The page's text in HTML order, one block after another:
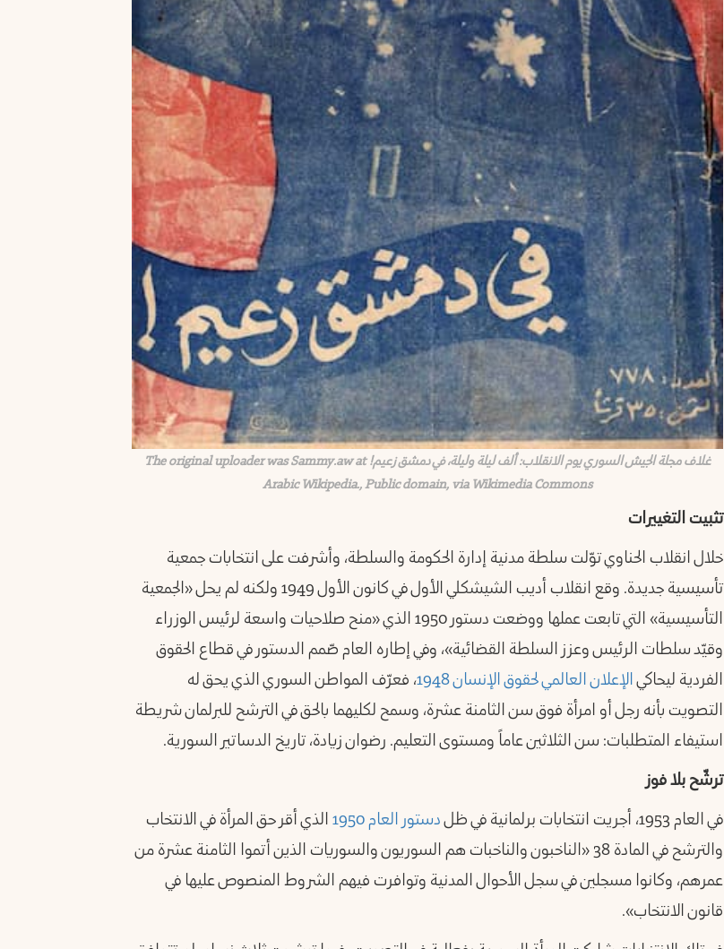
غلاف مجلة الجيش السوري يوم الانقلاب: ألف ليلة وليلة، في دمشق زعيم! The original uploader was Sammy.aw at
Arabic Wikipedia., Public domain, via Wikimedia Commons
تثبيت التغييرات
خلال انقلاب الحناوي توّلت سلطة مدنية إدارة الحكومة والسلطة، وأشرفت على انتخابات جمعية
تأسيسية جديدة. وقع انقلاب أديب الشيشكلي الأول في كانون الأول 1949 ولكنه لم يحل «الجمعية
التأسيسية» التي تابعت عملها ووضعت دستور 1950 الذي «منح صلاحيات واسعة لرئيس الوزراء
وقيّد سلطات الرئيس وعزز السلطة القضائية»، وفي إطاره العام صّمم الدستور في قطاع الحقوق
الفردية ليحاكيالإعلان العالمي لحقوق الإنسان 1948
، فعرّف المواطن السوري الذي يحق له
التصويت بأنه رجل أو امرأة فوق سن الثامنة عشرة، وسمح لكليهما بالحق في الترشح للبرلمان شريطة
استيفاء المتطلبات: سن الثلاثين عاماً ومستوى التعليم. رضوان زيادة، تاريخ الدساتير السورية.
ترشّح بلا فوز
في العام 1953، أجريت انتخابات برلمانية في ظل
دستور العام 1950
الذي أقر حق المرأة في الانتخاب
والترشح في المادة 38 «الناخبون والناخبات هم السوريون والسوريات الذين أتموا الثامنة عشرة من
عمرهم، وكانوا مسجلين في سجل الأحوال المدنية وتوافرت فيهم الشروط المنصوص عليها في
قانون الانتخاب».